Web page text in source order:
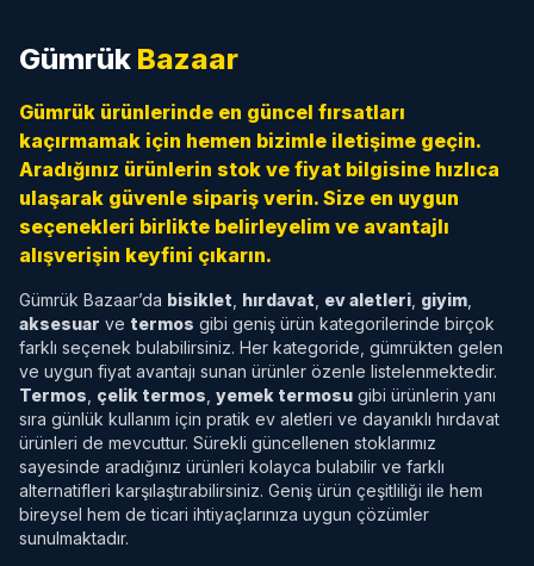
Gümrük Bazaar
Gümrük ürünlerinde en güncel fırsatları
kaçırmamak için hemen bizimle iletişime geçin.
Aradığınız ürünlerin stok ve fiyat bilgisine hızlıca
ulaşarak güvenle sipariş verin. Size en uygun
seçenekleri birlikte belirleyelim ve avantajlı
alışverişin keyfini çıkarın.
Gümrük Bazaar’da bisiklet hırdavat ev aletleri giyim
aksesuar ve termos gibi geniş ürün kategorilerinde birçok
farklı seçenek bulabilirsiniz. Her kategoride, gümrükten gelen
ve uygun fiyat avantajı sunan ürünler özenle listelenmektedir.
Termos çelik termos yemek termosu gibi ürünlerin yanı
sıra günlük kullanım için pratik ev aletleri ve dayanıklı hırdavat
ürünleri de mevcuttur. Sürekli güncellenen stoklarımız
sayesinde aradığınız ürünleri kolayca bulabilir ve farklı
alternatifleri karşılaştırabilirsiniz. Geniş ürün çeşitliliği ile hem
bireysel hem de ticari ihtiyaçlarınıza uygun çözümler
sunulmaktadır.